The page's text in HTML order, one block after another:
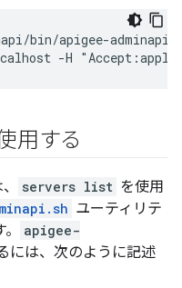
bin/apigee-
-H
用する
servers list を使用
ユーティリテ
apigee-
には、次のように記述